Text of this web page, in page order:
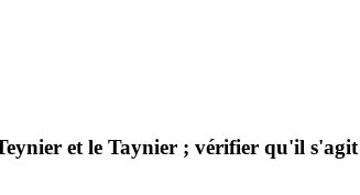
et le Taynier ; vérifier qu'il